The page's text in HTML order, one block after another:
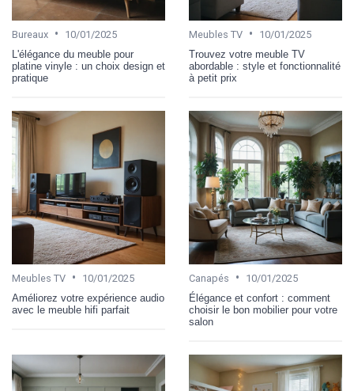
Bureaux •
10/01/2025
L'élégance du meuble pour
platine vinyle : un choix design et
pratique
Meubles TV •
10/01/2025
Trouvez votre meuble TV
abordable : style et fonctionnalité
à petit prix
Meubles TV •
10/01/2025
Améliorez votre expérience audio
avec le meuble hifi parfait
Canapés •
10/01/2025
Élégance et confort : comment
choisir le bon mobilier pour votre
salon